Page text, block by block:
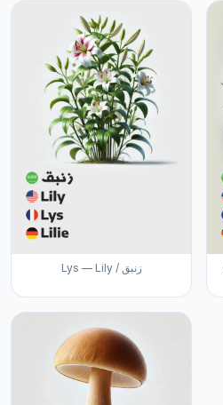
Lys — Lily / زنبق